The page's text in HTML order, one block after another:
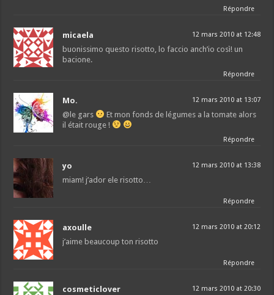
Répondre
micaela 12 mars 2010 at 12:48
buonissimo questo risotto, lo faccio anch’io così! un
bacione.
Répondre
Mo. 12 mars 2010 at 13:07
@le gars
Et mon fonds de légumes a la tomate alors
il était rouge !
Répondre
yo 12 mars 2010 at 13:38
miam! j’ador ele risotto…
Répondre
axoulle 12 mars 2010 at 20:12
j’aime beaucoup ton risotto
Répondre
cosmeticlover 12 mars 2010 at 20:30